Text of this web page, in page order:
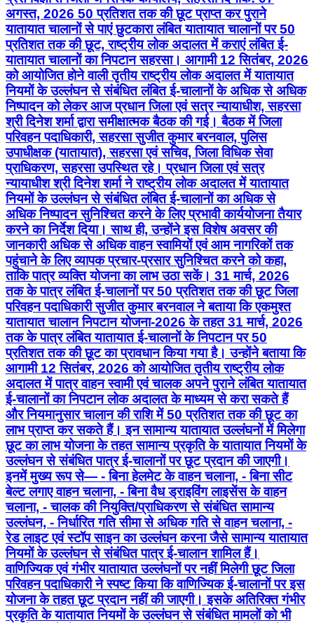
अगस्त, 2026 50 प्रतिशत तक की छूट प्राप्त कर पुराने
यातायात चालानों से पाएं छुटकारा लंबित यातायात चालानों पर 50
प्रतिशत तक की छूट, राष्ट्रीय लोक अदालत में कराएं लंबित ई-
यातायात चालानों का निपटान सहरसा। आगामी 12 सितंबर, 2026
को आयोजित होने वाली तृतीय राष्ट्रीय लोक अदालत में यातायात
नियमों के उल्लंघन से संबंधित लंबित ई-चालानों के अधिक से अधिक
निष्पादन को लेकर आज प्रधान जिला एवं सत्र न्यायाधीश, सहरसा
श्री दिनेश शर्मा द्वारा समीक्षात्मक बैठक की गई। बैठक में जिला
परिवहन पदाधिकारी, सहरसा सुजीत कुमार बरनवाल, पुलिस
उपाधीक्षक (यातायात), सहरसा एवं सचिव, जिला विधिक सेवा
प्राधिकरण, सहरसा उपस्थित रहे। प्रधान जिला एवं सत्र
न्यायाधीश श्री दिनेश शर्मा ने राष्ट्रीय लोक अदालत में यातायात
नियमों के उल्लंघन से संबंधित लंबित ई-चालानों का अधिक से
अधिक निष्पादन सुनिश्चित करने के लिए प्रभावी कार्ययोजना तैयार
करने का निर्देश दिया। साथ ही, उन्होंने इस विशेष अवसर की
जानकारी अधिक से अधिक वाहन स्वामियों एवं आम नागरिकों तक
पहुंचाने के लिए व्यापक प्रचार-प्रसार सुनिश्चित करने को कहा,
ताकि पात्र व्यक्ति योजना का लाभ उठा सकें। 31 मार्च, 2026
तक के पात्र लंबित ई-चालानों पर 50 प्रतिशत तक की छूट जिला
परिवहन पदाधिकारी सुजीत कुमार बरनवाल ने बताया कि एकमुश्त
यातायात चालान निपटान योजना-2026 के तहत 31 मार्च, 2026
तक के पात्र लंबित यातायात ई-चालानों के निपटान पर 50
प्रतिशत तक की छूट का प्रावधान किया गया है। उन्होंने बताया कि
आगामी 12 सितंबर, 2026 को आयोजित तृतीय राष्ट्रीय लोक
अदालत में पात्र वाहन स्वामी एवं चालक अपने पुराने लंबित यातायात
ई-चालानों का निपटान लोक अदालत के माध्यम से करा सकते हैं
और नियमानुसार चालान की राशि में 50 प्रतिशत तक की छूट का
लाभ प्राप्त कर सकते हैं। इन सामान्य यातायात उल्लंघनों में मिलेगा
छूट का लाभ योजना के तहत सामान्य प्रकृति के यातायात नियमों के
उल्लंघन से संबंधित पात्र ई-चालानों पर छूट प्रदान की जाएगी।
इनमें मुख्य रूप से— - बिना हेलमेट के वाहन चलाना, - बिना सीट
बेल्ट लगाए वाहन चलाना, - बिना वैध ड्राइविंग लाइसेंस के वाहन
चलाना, - चालक की नियुक्ति/प्राधिकरण से संबंधित सामान्य
उल्लंघन, - निर्धारित गति सीमा से अधिक गति से वाहन चलाना, -
रेड लाइट एवं स्टॉप साइन का उल्लंघन करना जैसे सामान्य यातायात
नियमों के उल्लंघन से संबंधित पात्र ई-चालान शामिल हैं।
वाणिज्यिक एवं गंभीर यातायात उल्लंघनों पर नहीं मिलेगी छूट जिला
परिवहन पदाधिकारी ने स्पष्ट किया कि वाणिज्यिक ई-चालानों पर इस
योजना के तहत छूट प्रदान नहीं की जाएगी। इसके अतिरिक्त गंभीर
प्रकृति के यातायात नियमों के उल्लंघन से संबंधित मामलों को भी